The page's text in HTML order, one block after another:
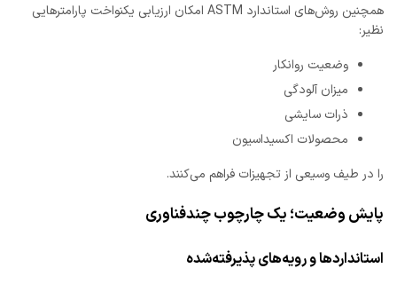
همچنین روش‌های استاندارد ASTM امکان ارزیابی یکنواخت پارامترهایی
نظیر:
وضعیت روانکار
میزان آلودگی
ذرات سایشی
محصولات اکسیداسیون
را در طیف وسیعی از تجهیزات فراهم می‌کنند.
پایش وضعیت؛ یک چارچوب چندفناوری
استانداردها و رویه‌های پذیرفته‌شده